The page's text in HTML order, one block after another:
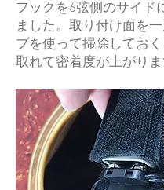
フックを6弦側のサイド
ました。取り付け面を
プを使って掃除してお
取れて密着度が上がりま